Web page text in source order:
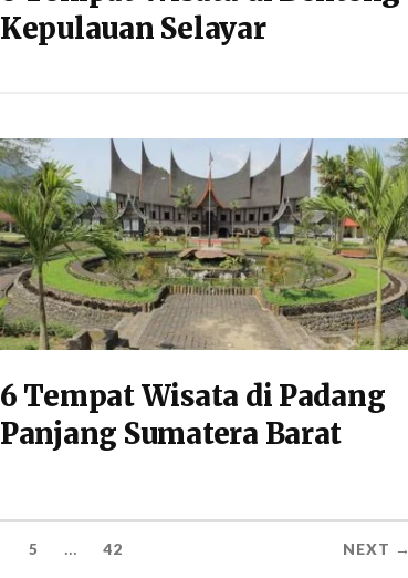
Kepulauan Selayar
6 Tempat Wisata di Padang
Panjang Sumatera Barat
5 ... 42 NEXT →